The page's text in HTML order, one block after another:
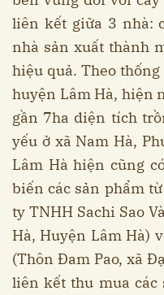
liên kết giữa 3 nhà:
nhà sản xuất thành
hiệu quả. Theo
huyện Lâm Hà, hiện
gần 7ha diện tích
yếu ở xã Nam Hà,
Lâm Hà hiện cũng
biến các sản phẩm
ty TNHH Sachi Sao
Hà, Huyện Lâm Hà)
(Thôn Đam Pao, xã
liên kết thu mua các